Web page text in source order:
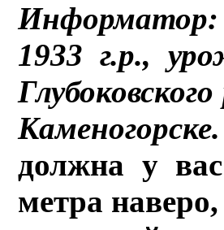
1933 г.р.,
должна у
метра